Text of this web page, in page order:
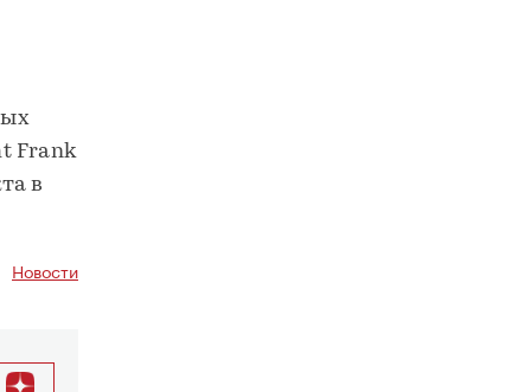
Frank
в
Новости